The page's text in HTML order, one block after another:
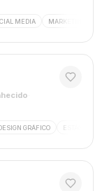
MEDIA MARKETING
GRÁFICO ESTÁGIO